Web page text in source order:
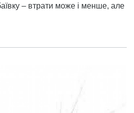
– втрати може і менше, але